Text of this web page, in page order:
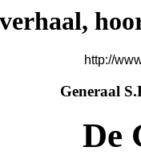
http://
Generaal
De